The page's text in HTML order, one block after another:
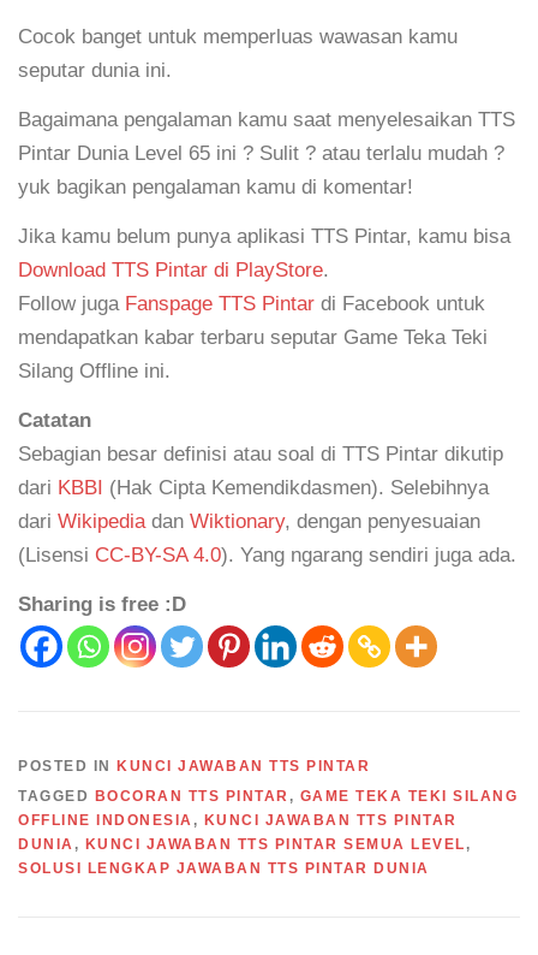
Cocok banget untuk memperluas wawasan kamu
seputar dunia ini.
Bagaimana pengalaman kamu saat menyelesaikan TTS
Pintar Dunia Level 65 ini ? Sulit ? atau terlalu mudah ?
yuk bagikan pengalaman kamu di komentar!
Jika kamu belum punya aplikasi TTS Pintar, kamu bisa
Download TTS Pintar di PlayStore.
Follow juga Fanspage TTS Pintar di Facebook untuk
mendapatkan kabar terbaru seputar Game Teka Teki
Silang Offline ini.
Catatan
Sebagian besar definisi atau soal di TTS Pintar dikutip
dari KBBI (Hak Cipta Kemendikdasmen). Selebihnya
dari Wikipediadan Wiktionary, dengan penyesuaian
(Lisensi CC-BY-SA 4.0). Yang ngarang sendiri juga ada.
Sharing is free :D
POSTED IN
KUNCI JAWABAN TTS PINTAR
TAGGED
BOCORAN TTS PINTAR , GAME TEKA TEKI SILANG
OFFLINE INDONESIA , KUNCI JAWABAN TTS PINTAR
DUNIA , KUNCI JAWABAN TTS PINTAR SEMUA LEVEL ,
SOLUSI LENGKAP JAWABAN TTS PINTAR DUNIA